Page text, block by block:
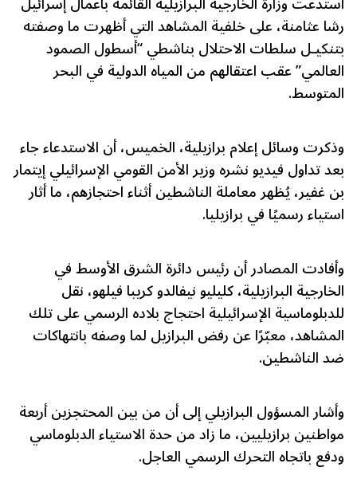
رشا عثامنة، على خلفية المشاهد التي أظهرت ما وصفته
بتنكيـل سلطات الاحتلال بناشطي “أسطول الصمود
العالمي” عقب اعتقالهم من المياه الدولية في البحر
المتوسط.
وذكرت وسائل إعلام برازيلية، الخميس، أن الاستدعاء جاء
بعد تداول فيديو نشره وزير الأمن القومي الإسرائيلي إيتمار
بن غفير، يُظهر معاملة الناشطين أثناء احتجازهم، ما أثار
استياء رسميًا في برازيليا.
وأفادت المصادر أن رئيس دائرة الشرق الأوسط في
الخارجية البرازيلية، كليليو نيفالدو كريبا فيلهو، نقل
للدبلوماسية الإسرائيلية احتجاج بلاده الرسمي على تلك
المشاهد، معبّرًا عن رفض البرازيل لما وصفه بانتهاكات
ضد الناشطين.
وأشار المسؤول البرازيلي إلى أن من بين المحتجزين أربعة
مواطنين برازيليين، ما زاد من حدة الاستياء الدبلوماسي
ودفع باتجاه التحرك الرسمي العاجل.